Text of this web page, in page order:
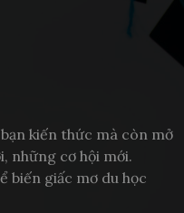
kiến thức mà còn mở
những cơ hội mới.
biến giấc mơ du học